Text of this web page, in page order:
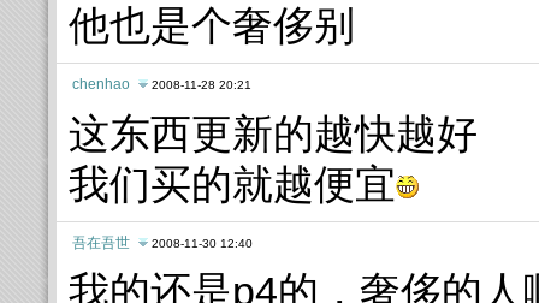
他也是个奢侈别
chenhao 2008-11-28 20:21
这东西更新的越快越好
我们买的就越便宜
吾在吾世 2008-11-30 12:40
我的还是p4的，奢侈的人